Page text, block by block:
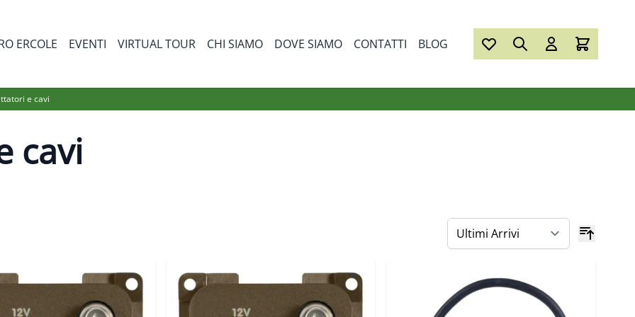
for Prodotti
ERCOLE EVENTI VIRTUAL TOUR CHI SIAMO DOVE SIAMO CONTATTI BLOG
e cavi
cavi